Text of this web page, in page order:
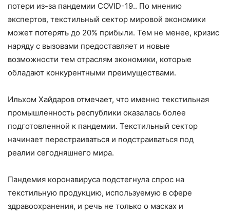
потери из-за пандемии COVID-19.. По мнению
экспертов, текстильный сектор мировой экономики
может потерять до 20% прибыли. Тем не менее, кризис
наряду с вызовами предоставляет и новые
возможности тем отраслям экономики, которые
обладают конкурентными преимуществами.
Ильхом Хайдаров отмечает, что именно текстильная
промышленность республики оказалась более
подготовленной к пандемии. Текстильный сектор
начинает перестраиваться и подстраиваться под
реалии сегодняшнего мира.
Пандемия коронавируса подстегнула спрос на
текстильную продукцию, используемую в сфере
здравоохранения, и речь не только о масках и